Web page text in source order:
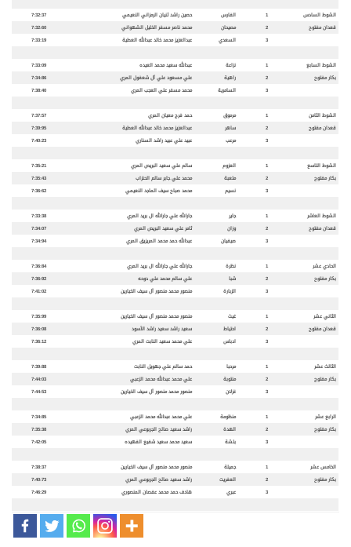
الشوط السادس 1 الفارس حصين راشد ثنيان الرمزاني النعيمي
7:32:37
قعدان مفتوح
2 مصيحان محمد ناصر مسفر الخليل الشهواني
7:32:60
3
السعدي عبدالعزيز محمد خالد عبدالله العطية 7:33:19
الشوط السابع 1 نزاعة عبدالله سعيد محمد العيده
7:33:09
بكار مفتوح
2 راهية علي مسعود علي آل شعفول المري
7:34:86
3
السامرية محمد مسفر علي العجب المري 7:38:40
الشوط الثامن 1 مرموق حمد فرج معيان المري
7:37:57
قعدان مفتوح
2 ساهر عبدالعزيز محمد خالد عبدالله العطية
7:39:95
3
مرعب عبيد علي عبيد راشد السناري 7:40:23
الشوط التاسع 1 العزوم سالم علي سعيد البريص المري
7:35:21
بكار مفتوح
2 متعبة محمد علي جابر سالم الحنزاب
7:35:43
3
نسيم محمد صباح سيف الماجد النعيمي 7:36:62
الشوط العاشر 1 جاير جارالله علي جارالله ال بريد المري
7:33:38
قعدان مفتوح
2 وزان ثامر علي سعيد البريص المري
7:34:07
3
صيفيان عبدالله حمد محمد المريزيق المري 7:34:94
الحادي عشر 1 نظرة جارالله علي جارالله ال بريد المري
7:36:84
بكار مفتوح
2 شبا علي سالم محمد علي دوحه
7:36:92
3
الزبارة منصور محمد منصور آل سيف الخيارين 7:41:02
الثاني عشر 1 غيث منصور محمد منصور آل سيف الخيارين
7:35:99
قعدان مفتوح
2 احتياط سعيد راشد سعيد راشد الأسود
7:36:08
3
ادباس علي محمد سعيد النابت المري 7:36:12
الثالث عشر 1 مرحبا حمد سالم علي جهويل النابت
7:39:88
بكار مفتوح
2 منتوبة علي محمد عبدالله محمد الزعبي
7:44:03
3
غزلان منصور محمد منصور آل سيف الخيارين 7:44:53
الرابع عشر 1 منظومة علي محمد عبدالله محمد الزعبي
7:34:85
بكار مفتوح
2 الهدة راشد سعيد صالح الجربوعي المري
7:35:38
3
بلشة سعيد محمد سعيد شفيع الفهيده 7:42:05
الخامس عشر 1 جميلة منصور محمد منصور آل سيف الخيارين
7:38:37
بكار مفتوح
2 العفريت راشد سعيد صالح الجربوعي المري
7:40:73
3
عبري هادف حمد محمد عفصان المنصوري 7:46:29